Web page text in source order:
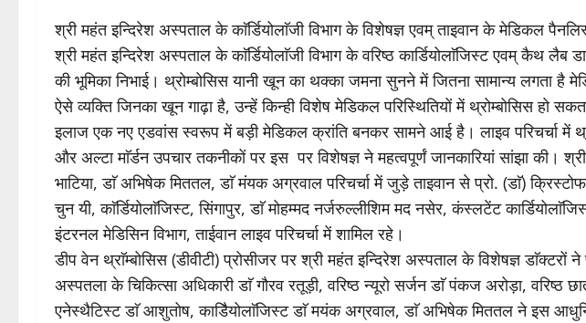
श्री महंत इन्दिरेश अस्पताल के काॅर्डियोलाॅजी विभाग के विशेषज्ञ एवम् ताइवान के मेडिकल
श्री महंत इन्दिरेश अस्पताल के काॅर्डियोलाॅजी विभाग के वरिष्ठ कार्डियोलाॅजिस्ट एवम् कैथ लैब
की भूमिका निभाई। थ्रोम्बोसिस यानी खून का थक्का जमना सुनने में जितना सामान्य लगता
ऐसे व्यक्ति जिनका खून गाढ़ा है, उन्हें किन्ही विशेष मेडिकल परिस्थितियों में थ्रोम्बोसिस हो
इलाज एक नए एडवांस स्वरूप में बड़ी मेडिकल क्रांति बनकर सामने आई है। लाइव परिचर्चा में
और अल्टा माॅर्डन उपचार तकनीकों पर इस पर विशेषज्ञ ने महत्वपूर्णं जानकारियां सांझा की।
भाटिया, डाॅ अभिषेक मिततल, डाॅ मंयक अग्रवाल परिचर्चा में जुड़े ताइवान से प्रो. (डाॅ)
चुन यी, काॅर्डियोलाॅजिस्ट, सिंगापुर, डाॅ मोहम्मद नर्जरुल्लीशिम मद नसेर, कंस्लटेंट
इंटरनल मेडिसिन विभाग, ताईवान लाइव परिचर्चा में शामिल रहे।
डीप वेन थ्राॅम्बोसिस (डीवीटी) प्रोसीजर पर श्री महंत इन्दिरेश अस्पताल के विशेषज्ञ डाॅक्टरों ने
अस्पतला के चिकित्सा अधिकारी डाॅ गौरव रतूड़ी, वरिष्ठ न्यूरो सर्जन डाॅ पंकज अरोड़ा, वरिष्ठ
एनेस्थैटिस्ट डाॅ आशुतोष, काडिैयोलाॅजिस्ट डाॅ मयंक अग्रवाल, डाॅ अभिषेक मिततल ने इस